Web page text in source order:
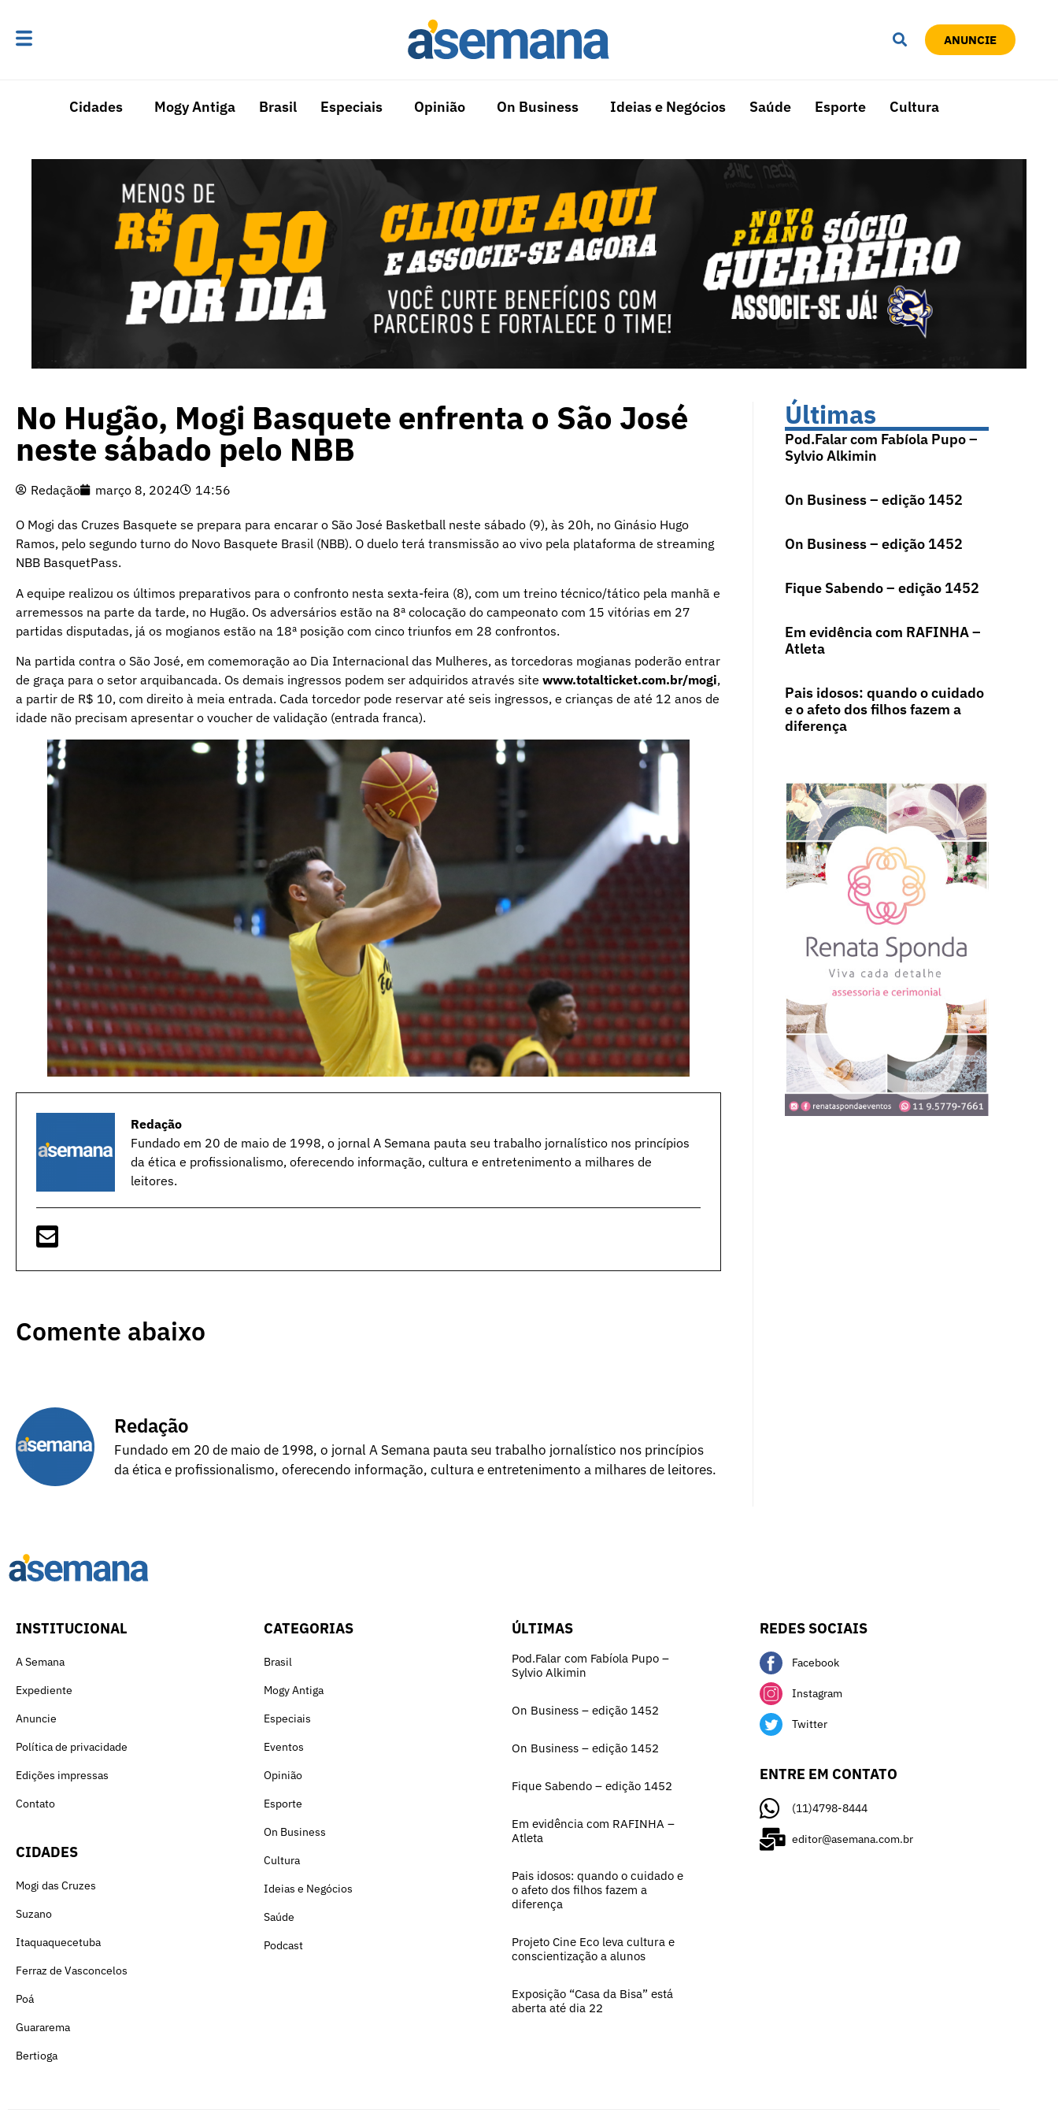
ANUNCIE
Cidades Mogy Antiga Brasil Especiais Opinião On Business Ideias e Negócios Saúde Esporte Cultura
No Hugão, Mogi Basquete enfrenta o São José
neste sábado pelo NBB
Redação março 8, 2024 14:56
O Mogi das Cruzes Basquete se prepara para encarar o São José Basketball neste sábado (9), às 20h, no Ginásio Hugo
Ramos, pelo segundo turno do Novo Basquete Brasil (NBB). O duelo terá transmissão ao vivo pela plataforma de streaming
NBB BasquetPass.
A equipe realizou os últimos preparativos para o confronto nesta sexta-feira (8), com um treino técnico/tático pela manhã e
arremessos na parte da tarde, no Hugão. Os adversários estão na 8ª colocação do campeonato com 15 vitórias em 27
partidas disputadas, já os mogianos estão na 18ª posição com cinco triunfos em 28 confrontos.
Na partida contra o São José, em comemoração ao Dia Internacional das Mulheres, as torcedoras mogianas poderão entrar
de graça para o setor arquibancada. Os demais ingressos podem ser adquiridos através site www.totalticket.com.br/mogi,
a partir de R$ 10, com direito à meia entrada. Cada torcedor pode reservar até seis ingressos, e crianças de até 12 anos de
idade não precisam apresentar o voucher de validação (entrada franca).
Redação
Fundado em 20 de maio de 1998, o jornal A Semana pauta seu trabalho jornalístico nos princípios
da ética e profissionalismo, oferecendo informação, cultura e entretenimento a milhares de
leitores.
Comente abaixo
Redação
Fundado em 20 de maio de 1998, o jornal A Semana pauta seu trabalho jornalístico nos princípios
da ética e profissionalismo, oferecendo informação, cultura e entretenimento a milhares de leitores.
Últimas
Pod.Falar com Fabíola Pupo –
Sylvio Alkimin
On Business – edição 1452
On Business – edição 1452
Fique Sabendo – edição 1452
Em evidência com RAFINHA –
Atleta
Pais idosos: quando o cuidado
e o afeto dos filhos fazem a
diferença
INSTITUCIONAL
A Semana
Expediente
Anuncie
Política de privacidade
Edições impressas
Contato
CIDADES
Mogi das Cruzes
Suzano
Itaquaquecetuba
Ferraz de Vasconcelos
Poá
Guararema
Bertioga
CATEGORIAS
Brasil
Mogy Antiga
Especiais
Eventos
Opinião
Esporte
On Business
Cultura
Ideias e Negócios
Saúde
Podcast
ÚLTIMAS
Pod.Falar com Fabíola Pupo –
Sylvio Alkimin
On Business – edição 1452
On Business – edição 1452
Fique Sabendo – edição 1452
Em evidência com RAFINHA –
Atleta
Pais idosos: quando o cuidado e
o afeto dos filhos fazem a
diferença
Projeto Cine Eco leva cultura e
conscientização a alunos
Exposição “Casa da Bisa” está
aberta até dia 22
REDES SOCIAIS
Facebook
Instagram
Twitter
ENTRE EM CONTATO
(11)4798-8444
editor@asemana.com.br